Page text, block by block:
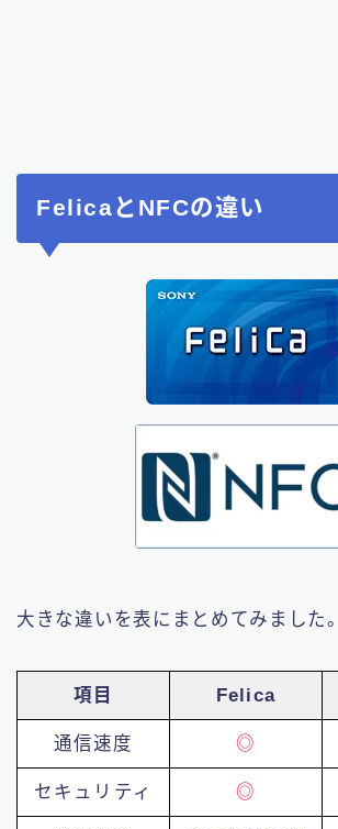
FelicaとNFCの違い
大きな違いを表にまとめてみました。
項目 Felica
通信速度 ◎
セキュリティ ◎